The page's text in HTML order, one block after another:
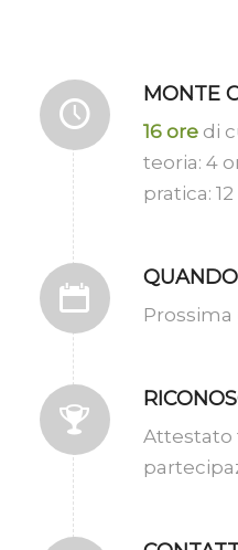
MONTE
16 oredi
teoria: 4
pratica:
QUANDO
Attestato